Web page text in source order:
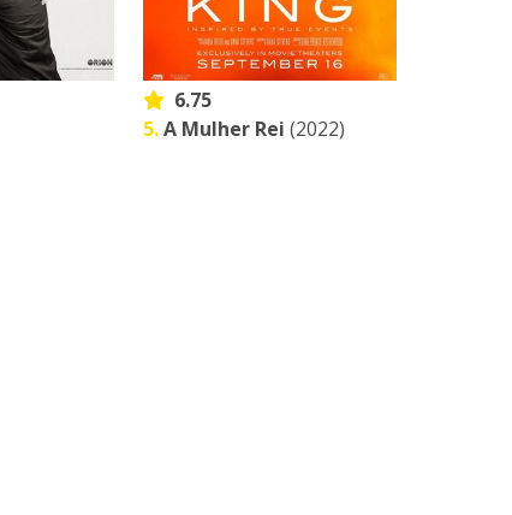
6.75
5.A Mulher Rei (2022)